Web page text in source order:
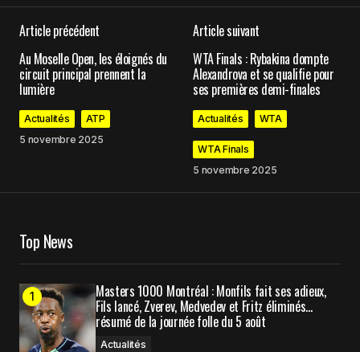
champs obligatoires sont indiqués avec*
Enregistrer mon nom, mon e-mail et mon site
dans le navigateur pour mon prochain
commentaire.
Article précédent
Au Moselle Open, les éloignés du
circuit principal prennent la
lumière
Actualités
ATP
5 novembre 2025
Article suivant
WTA Finals : Rybakina dompte
Alexandrova et se qualifie pour
ses premières demi-finales
Actualités WTA
WTA Finals
5 novembre 2025
Top News
Masters 1000 Montréal : Monfils fait ses adieux,
Fils lancé, Zverev, Medvedev et Fritz éliminés…
résumé de la journée folle du 5 août
Actualités